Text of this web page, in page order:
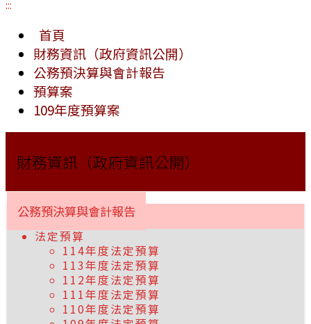
:::
首頁
財務資訊（政府資訊公開）
公務預決算與會計報告
預算案
109年度預算案
財務資訊（政府資訊公開）
公務預決算與會計報告
法定預算
114年度法定預算
113年度法定預算
112年度法定預算
111年度法定預算
110年度法定預算